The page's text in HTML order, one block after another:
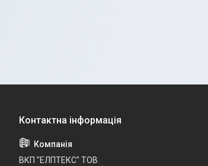
ВКП "ЕЛПТЕКС" ТОВ